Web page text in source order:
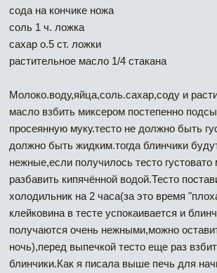
сода на кончике ножа
соль 1 ч. ложка
сахар о.5 ст. ложки
растительное масло 1/4 стакана
Молоко.воду,яйца,соль.сахар,соду и
масло взбить миксером постепенно
просеянную муку.тесто не должно быть
должно быть жидким.тогда блинчики
нежные,если получилось тесто густовато
разбавить кипячённой водой.Тесто
холодильник на 2 часа(за это время
клейковина в тесте успокаивается и
получаются очень нежными,можно
ночь),перед выпечкой тесто еще раз
блинчики.Как я писала выше печь для